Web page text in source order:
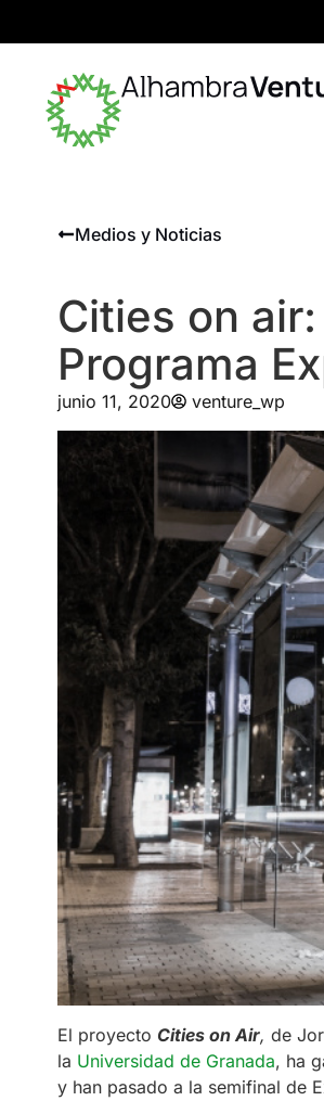
Medios y Noticias
Cities on
Programa
junio 11, 2020 venture_wp
El proyecto Cities on Air, de
la Universidad de Granada, ha
y han pasado a la semifinal de